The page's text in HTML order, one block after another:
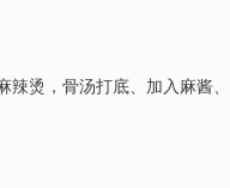
烫，骨汤打底、加入麻酱